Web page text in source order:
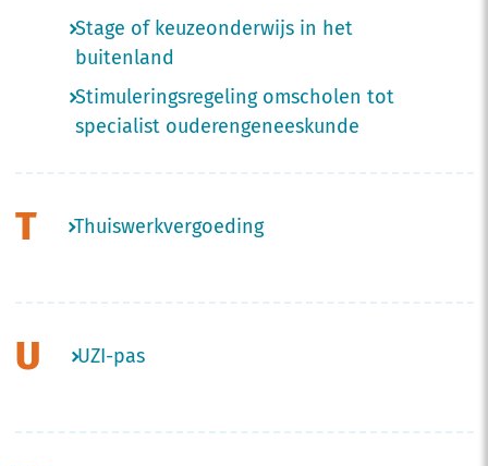
Stage of keuzeonderwijs in het
buitenland
Stimuleringsregeling omscholen tot
specialist ouderengeneeskunde
T Thuiswerkvergoeding
U UZI-pas